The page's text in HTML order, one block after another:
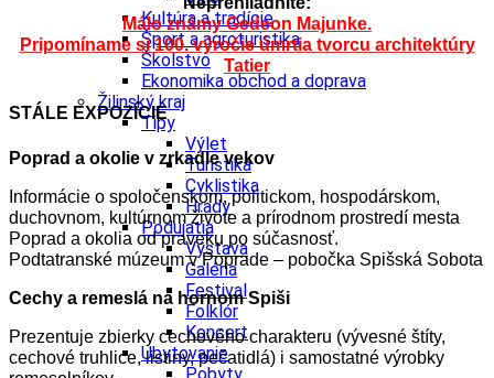
Kultúra a tradície
Šport a agroturistika
Školstvo
Ekonomika obchod a doprava
Žilinský kraj
Tipy
Výlet
Turistika
Cyklistika
Hrady
Podujatia
Výstava
Galéria
Festival
Folklór
Koncert
Ubytovanie
Málo známy Gedeon Majunke.
Pripomíname si 100. výročie úmrtia tvorcu architektúry
Tatier
STÁLE EXPOZÍCIE
Poprad a okolie v zrkadle vekov
Informácie o spoločenskom, politickom, hospodárskom,
duchovnom, kultúrnom živote a prírodnom prostredí mesta
Poprad a okolia od praveku po súčasnosť.
Podtatranské múzeum v Poprade – pobočka Spišská Sobota
Cechy a remeslá na hornom Spiši
Prezentuje zbierky cechového charakteru (vývesné štíty,
cechové truhlice, listiny, pečatidlá) i samostatné výrobky